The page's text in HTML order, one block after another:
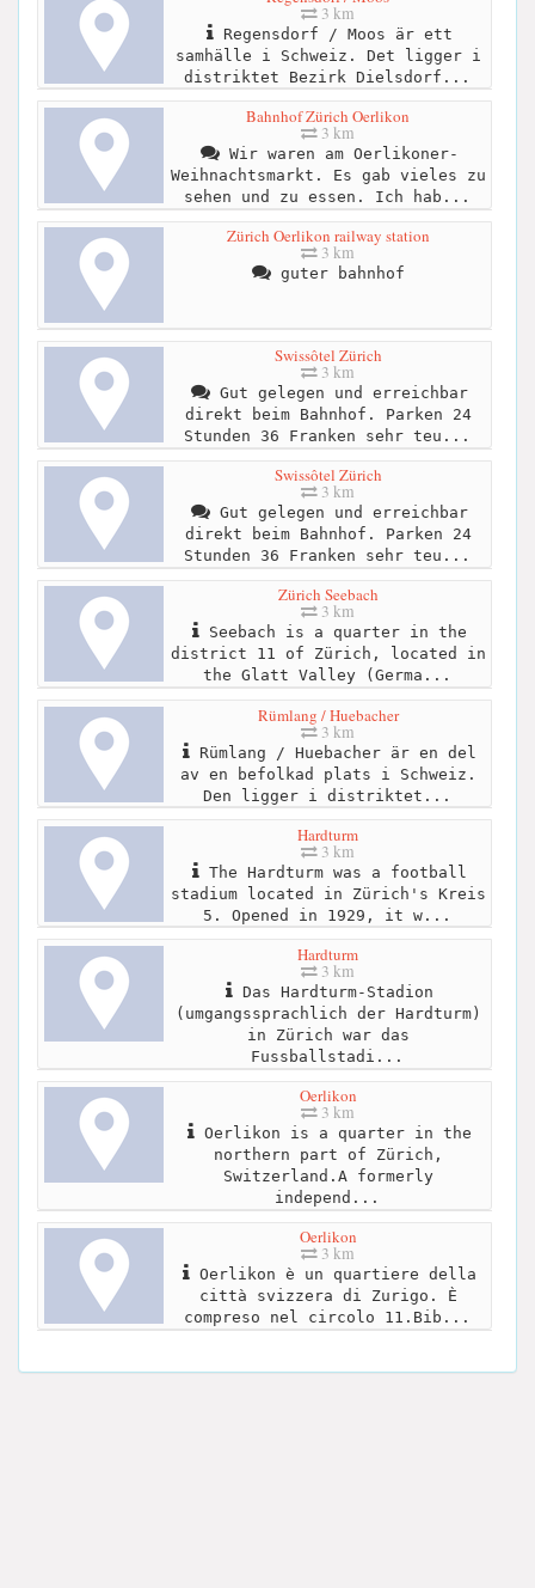
3 km
Regensdorf / Moos är ett
samhälle i Schweiz. Det ligger i
distriktet Bezirk Dielsdorf...
Bahnhof Zürich Oerlikon
3 km
Wir waren am Oerlikoner-
Weihnachtsmarkt. Es gab vieles zu
sehen und zu essen. Ich hab...
Zürich Oerlikon railway station
3 km
guter bahnhof
Swissôtel Zürich
3 km
Gut gelegen und erreichbar
direkt beim Bahnhof. Parken 24
Stunden 36 Franken sehr teu...
Swissôtel Zürich
3 km
Gut gelegen und erreichbar
direkt beim Bahnhof. Parken 24
Stunden 36 Franken sehr teu...
Zürich Seebach
3 km
Seebach is a quarter in the
district 11 of Zürich, located in
the Glatt Valley (Germa...
Rümlang / Huebacher
3 km
Rümlang / Huebacher är en del
av en befolkad plats i Schweiz.
Den ligger i distriktet...
Hardturm
3 km
The Hardturm was a football
stadium located in Zürich's Kreis
5. Opened in 1929, it w...
Hardturm
3 km
Das Hardturm-Stadion
(umgangssprachlich der Hardturm)
in Zürich war das
Fussballstadi...
Oerlikon
3 km
Oerlikon is a quarter in the
northern part of Zürich,
Switzerland.A formerly
independ...
Oerlikon
3 km
Oerlikon è un quartiere della
città svizzera di Zurigo. È
compreso nel circolo 11.Bib...